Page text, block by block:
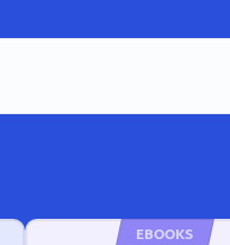
EBOOKS